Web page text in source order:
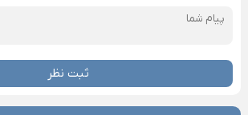
ثبت نظر